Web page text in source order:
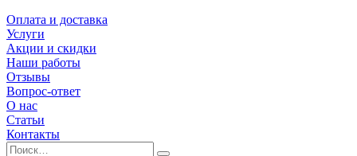
Оплата и доставка
Услуги
Акции и скидки
Наши работы
Отзывы
Вопрос-ответ
О нас
Статьи
Контакты